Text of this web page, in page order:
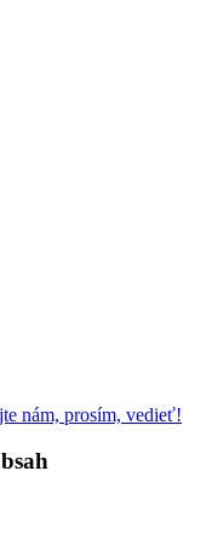
nám, prosím, vedieť!